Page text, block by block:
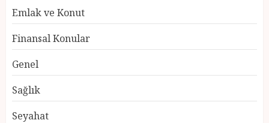
Emlak ve Konut
Finansal Konular
Genel
Sağlık
Seyahat
4
5